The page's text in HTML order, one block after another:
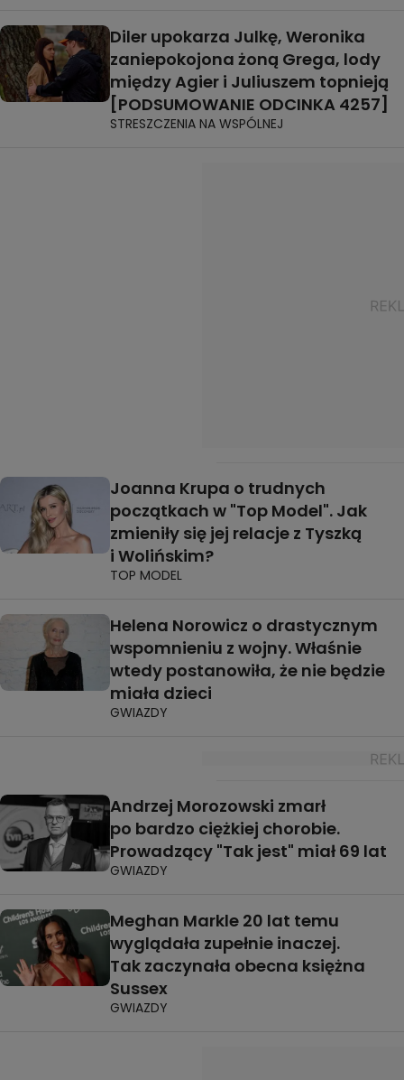
Diler upokarza Julkę, Weronika
zaniepokojona żoną Grega, lody
między Agier i Juliuszem topnieją
[PODSUMOWANIE ODCINKA 4257]
STRESZCZENIA NA WSPÓLNEJ
Joanna Krupa o trudnych
początkach w "Top Model". Jak
zmieniły się jej relacje z Tyszką
i Wolińskim?
TOP MODEL
Helena Norowicz o drastycznym
wspomnieniu z wojny. Właśnie
wtedy postanowiła, że nie będzie
miała dzieci
GWIAZDY
Andrzej Morozowski zmarł
po bardzo ciężkiej chorobie.
Prowadzący "Tak jest" miał 69 lat
GWIAZDY
Meghan Markle 20 lat temu
wyglądała zupełnie inaczej.
Tak zaczynała obecna księżna
Sussex
GWIAZDY